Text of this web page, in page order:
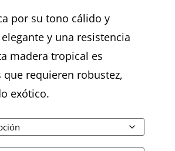
por su tono cálido y
y una resistencia
madera tropical es
requieren robustez,
exótico.